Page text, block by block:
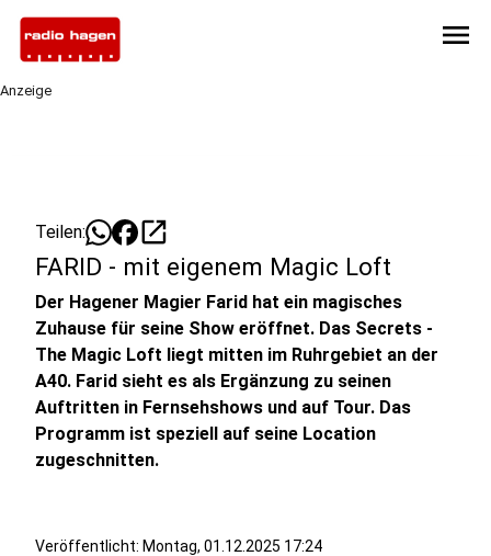
menu
Anzeige
Teilen: open_in_new
FARID - mit eigenem Magic Loft
Der Hagener Magier Farid hat ein magisches
Zuhause für seine Show eröffnet. Das Secrets -
The Magic Loft liegt mitten im Ruhrgebiet an der
A40. Farid sieht es als Ergänzung zu seinen
Auftritten in Fernsehshows und auf Tour. Das
Programm ist speziell auf seine Location
zugeschnitten.
Veröffentlicht: Montag, 01.12.2025 17:24